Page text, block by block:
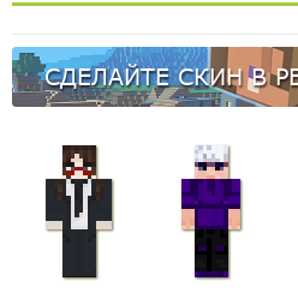
СДЕЛАЙТЕ СКИН В